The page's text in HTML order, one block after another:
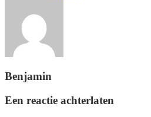
Benjamin
Een reactie achterlaten